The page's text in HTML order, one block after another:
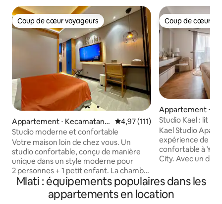
Coup de cœur voyageurs
Coup de cœur voyageurs
Appartement ⋅ Kecamatan
Ngaglik
Évaluation moyenne sur la
4,97 (111)
Studio moderne et confortable
Votre maison loin de chez vous. Un
studio confortable, conçu de manière
unique dans un style moderne pour
2 personnes + 1 petit enfant. La chambre
est équipée d'un lit Queen Size, d'une
salle de bains moderne, d'une cuisine
avec un équipement de cuisine de base
Coup de cœur
Coup de cœur
Appartement ⋅
gaglik
Studio Kael : lit
Kael Studio
expérience de
confortable à
City. Avec un
climatisation, le
serviettes de
des articles de
Mlati : équipements populaires dans les
appartements en location